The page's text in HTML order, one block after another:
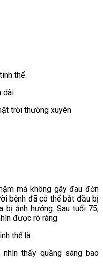
thể
dài
trời thường xuyên
mà không gây đau đớn
bệnh đã có thể bắt đầu bị
bị ảnh hưởng. Sau tuổi 75,
được rõ ràng.
thể là:
thấy quầng sáng bao